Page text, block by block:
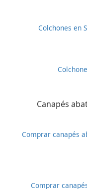
Colchones en
Canapés
Comprar canapés
Comprar